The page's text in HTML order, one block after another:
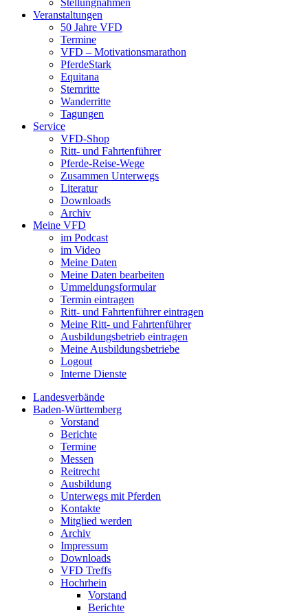
Stellungnahmen
Veranstaltungen
50 Jahre VFD
Termine
VFD – Motivationsmarathon
PferdeStark
Equitana
Sternritte
Wanderritte
Tagungen
Service
VFD-Shop
Ritt- und Fahrtenführer
Pferde-Reise-Wege
Zusammen Unterwegs
Literatur
Downloads
Archiv
Meine VFD
im Podcast
im Video
Meine Daten
Meine Daten bearbeiten
Ummeldungsformular
Termin eintragen
Ritt- und Fahrtenführer eintragen
Meine Ritt- und Fahrtenführer
Ausbildungsbetrieb eintragen
Meine Ausbildungsbetriebe
Logout
Interne Dienste
Landesverbände
Baden-Württemberg
Vorstand
Berichte
Termine
Messen
Reitrecht
Ausbildung
Unterwegs mit Pferden
Kontakte
Mitglied werden
Archiv
Impressum
Downloads
VFD Treffs
Hochrhein
Vorstand
Berichte